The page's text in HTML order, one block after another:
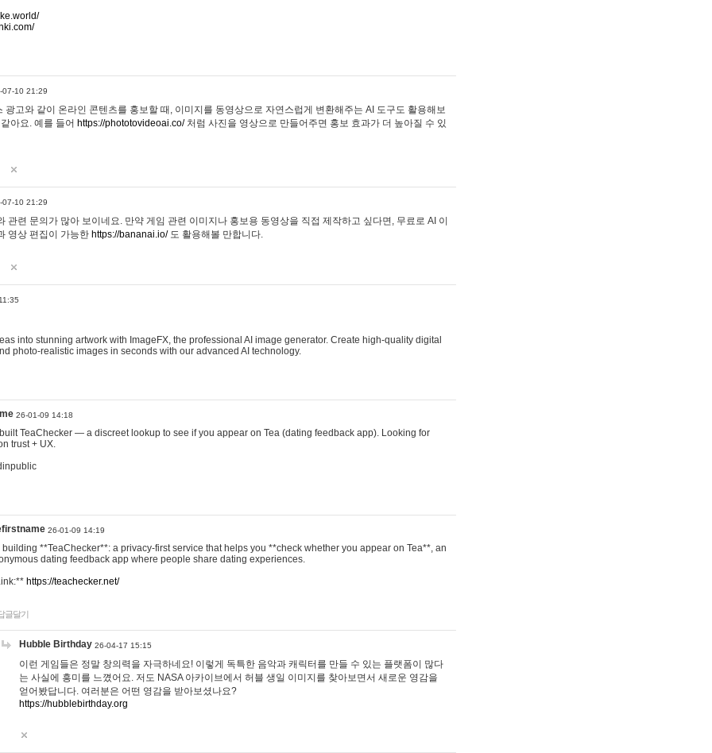
07-10 21:29
광고와 같이 온라인 콘텐츠를 홍보할 때, 이미지를 동영상으로 자연스럽게 변환해주는 AI 도구도 활용해보
아요. 예를 들어 https://phototovideoai.co/처럼 사진을 영상으로 만들어주면 홍보 효과가 더 높아질 수 있
07-10 21:29
관련 문의가 많아 보이네요. 만약 게임 관련 이미지나 홍보용 동영상을 직접 제작하고 싶다면, 무료로 AI 이
영상 편집이 가능한 https://bananai.io/도 활용해볼 만합니다.
into stunning artwork with ImageFX, the professional AI image generator. Create high-quality digital
photo-realistic images in seconds with our advanced AI technology.
26-01-09 14:18
TeaChecker — a discreet lookup to see if you appear on Tea (dating feedback app). Looking for
trust + UX.
26-01-09 14:19
building **TeaChecker**: a privacy-first service that helps you **check whether you appear on Tea**, an
dating feedback app where people share dating experiences.
https://teachecker.net/
글달기
Hubble Birthday 26-04-17 15:15
이런 게임들은 정말 창의력을 자극하네요! 이렇게 독특한 음악과 캐릭터를 만들 수 있는 플랫폼이 많다
는 사실에 흥미를 느꼈어요. 저도 NASA 아카이브에서 허블 생일 이미지를 찾아보면서 새로운 영감을
얻어봤답니다. 여러분은 어떤 영감을 받아보셨나요?
https://hubblebirthday.org